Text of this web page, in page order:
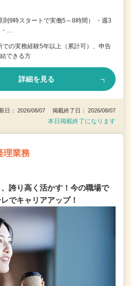
9時スタートで実働5～8時間） ・週3
…
での実務経験5年以上（累計可）、申告
できる方
詳細を見る
日： 2026/08/07 掲載終了日： 2026/08/07
本日掲載終了になります
理業務
誇り高く活かす！今の職場で
でキャリアアップ！